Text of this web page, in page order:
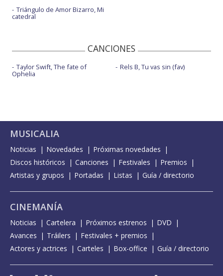
Triángulo de Amor Bizarro, Mi
catedral
CANCIONES
Taylor Swift, The fate of
Ophelia
Rels B, Tu vas sin (fav)
MUSICALIA
Noticias Novedades
Próximas novedades
Discos históricos
Canciones Festivales
Premios
Artistas y grupos
Portadas Listas Guía / directorio
CINEMANÍA
Noticias Cartelera Próximos estrenos
DVD
Avances
Tráilers
Festivales + premios
Actores y actrices
Carteles Box-office Guía / directorio